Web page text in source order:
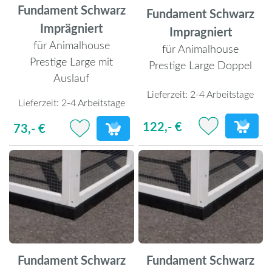
Fundament Schwarz
Imprägniert
für Animalhouse
Prestige Large mit
Auslauf
Lieferzeit: 2-4 Arbeitstage
73,- €
Fundament Schwarz
Impragniert
für Animalhouse
Prestige Large Doppel
Lieferzeit: 2-4 Arbeitstage
122,- €
Fundament Schwarz
Fundament Schwarz